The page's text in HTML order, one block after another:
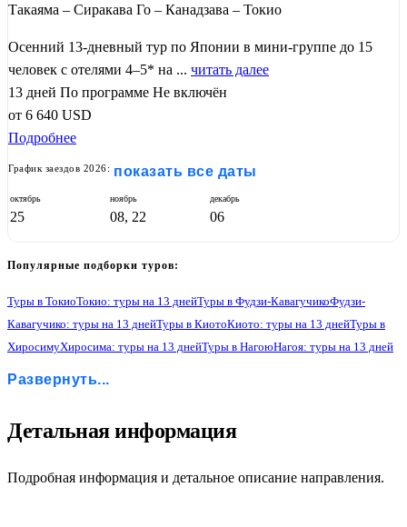
1
Такаяма – Сиракава Го – Канадзава – Токио
Осенний 13-дневный тур по Японии в мини-группе до 15
человек с отелями 4–5* на ... читать далее
13 дней По программе Не включён
от 6 640 USD
Подробнее
График заездов 2026: показать все даты
октябрь
25
ноябрь
08, 22
декабрь
06
Популярные подборки туров:
Туры в ТокиоТокио: туры на 13 днейТуры в Фудзи-КавагучикоФудзи-
Кавагучико: туры на 13 днейТуры в КиотоКиото: туры на 13 днейТуры в
ХиросимуХиросима: туры на 13 днейТуры в НагоюНагоя: туры на 13 дней
Сиракава Го: туры на 13 дней
Развернуть...
Детальная информация
Подробная информация и детальное описание направления.